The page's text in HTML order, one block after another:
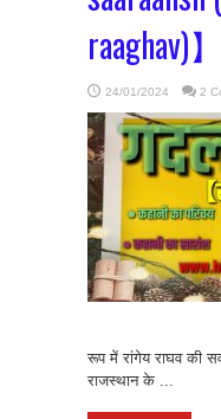
raaghav)】
24/01/2024 2
【रांगेय
रूप में रांगेय राघव की
राजस्थान के ...